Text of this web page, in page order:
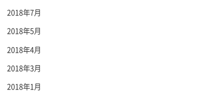
2018年7月
2018年5月
2018年4月
2018年3月
2018年1月